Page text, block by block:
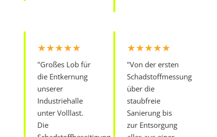
★★★★★
"Großes Lob für
die Entkernung
unserer
Industriehalle
unter Volllast.
Die
★★★★★
"Von der ersten
Schadstoffmessung
über die
staubfreie
Sanierung bis
zur Entsorgung